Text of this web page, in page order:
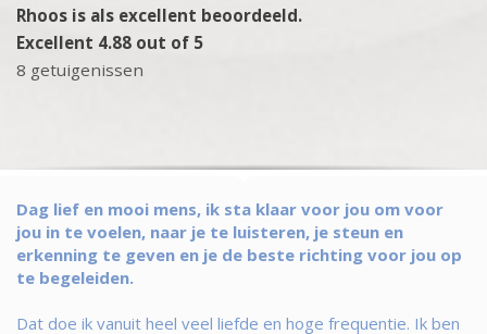
Rhoos is als excellent beoordeeld.
Excellent 4.88 out of 5
8 getuigenissen
Dag lief en mooi mens, ik sta klaar voor jou om voor
jou in te voelen, naar je te luisteren, je steun en
erkenning te geven en je de beste richting voor jou op
te begeleiden.
Dat doe ik vanuit heel veel liefde en hoge frequentie. Ik ben